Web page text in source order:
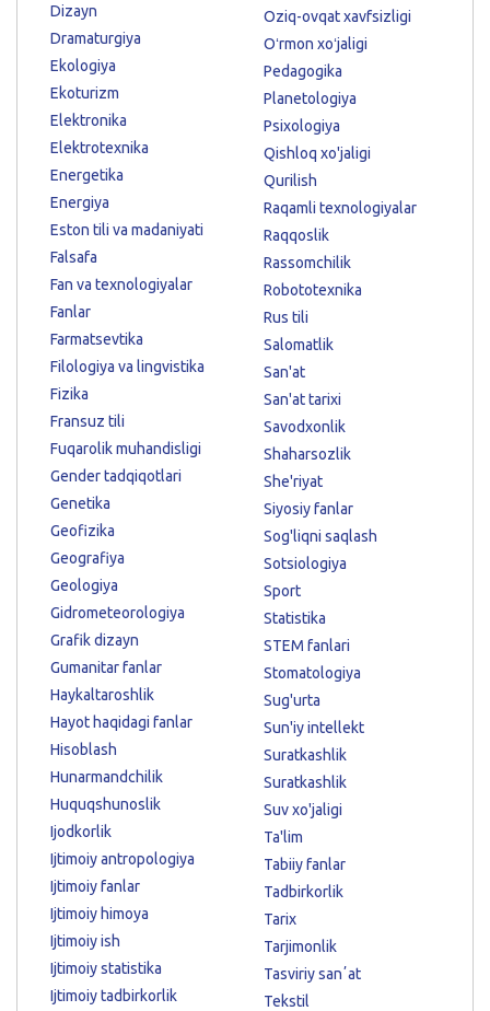
Dizayn
Dramaturgiya
Ekologiya
Ekoturizm
Elektronika
Elektrotexnika
Energetika
Energiya
Eston tili va madaniyati
Falsafa
Fan va texnologiyalar
Fanlar
Farmatsevtika
Filologiya va lingvistika
Fizika
Fransuz tili
Fuqarolik muhandisligi
Gender tadqiqotlari
Genetika
Geofizika
Geografiya
Geologiya
Gidrometeorologiya
Grafik dizayn
Gumanitar fanlar
Haykaltaroshlik
Hayot haqidagi fanlar
Hisoblash
Hunarmandchilik
Huquqshunoslik
Ijodkorlik
Ijtimoiy antropologiya
Ijtimoiy fanlar
Ijtimoiy himoya
Ijtimoiy ish
Ijtimoiy statistika
Ijtimoiy tadbirkorlik
Oziq-ovqat xavfsizligi
Oʻrmon xoʻjaligi
Pedagogika
Planetologiya
Psixologiya
Qishloq xo'jaligi
Qurilish
Raqamli texnologiyalar
Raqqoslik
Rassomchilik
Robototexnika
Rus tili
Salomatlik
San'at
San'at tarixi
Savodxonlik
Shaharsozlik
She'riyat
Siyosiy fanlar
Sog'liqni saqlash
Sotsiologiya
Sport
Statistika
STEM fanlari
Stomatologiya
Sug'urta
Sun'iy intellekt
Suratkashlik
Suratkashlik
Suv xo'jaligi
Ta'lim
Tabiiy fanlar
Tadbirkorlik
Tarix
Tarjimonlik
Tasviriy sanʼat
Tekstil